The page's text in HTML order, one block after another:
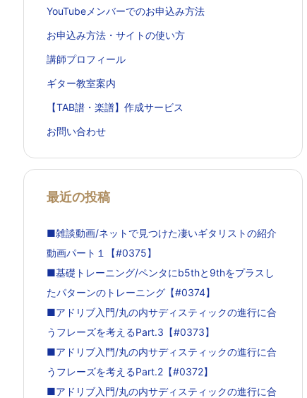
YouTubeメンバーでのお申込み方法
お申込み方法・サイトの使い方
講師プロフィール
ギター教室案内
【TAB譜・楽譜】作成サービス
お問い合わせ
最近の投稿
■雑談動画/ネットで見つけた凄いギタリストの紹介
動画パート１【#0375】
■基礎トレーニング/ペンタにb5thと9thをプラスし
たパターンのトレーニング【#0374】
■アドリブ入門/丸の内サディスティックの進行に合
うフレーズを考えるPart.3【#0373】
■アドリブ入門/丸の内サディスティックの進行に合
うフレーズを考えるPart.2【#0372】
■アドリブ入門/丸の内サディスティックの進行に合